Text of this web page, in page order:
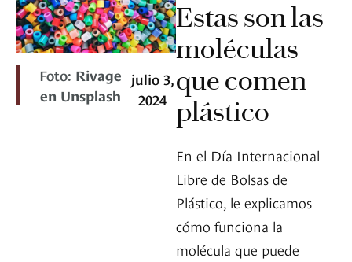
Foto: Rivage
en Unsplash
julio 3,
2024
Estas son las
moléculas
que comen
plástico
En el Día Internacional
Libre de Bolsas de
Plástico, le explicamos
cómo funciona la
molécula que puede